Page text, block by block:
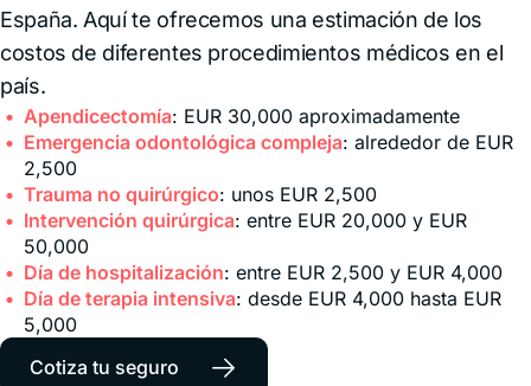
España. Aquí te ofrecemos una estimación de los
costos de diferentes procedimientos médicos en el
país.
Apendicectomía: EUR 30,000 aproximadamente
Emergencia odontológica compleja: alrededor de EUR
2,500
Trauma no quirúrgico: unos EUR 2,500
Intervención quirúrgica: entre EUR 20,000 y EUR
50,000
Día de hospitalización: entre EUR 2,500 y EUR 4,000
Día de terapia intensiva: desde EUR 4,000 hasta EUR
5,000
Cotiza tu seguro
→